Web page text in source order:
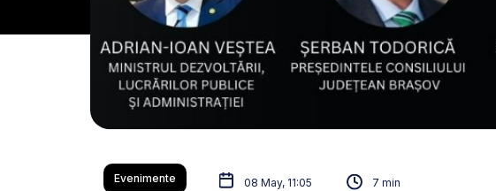
Evenimente 08 May, 11:05 7 min